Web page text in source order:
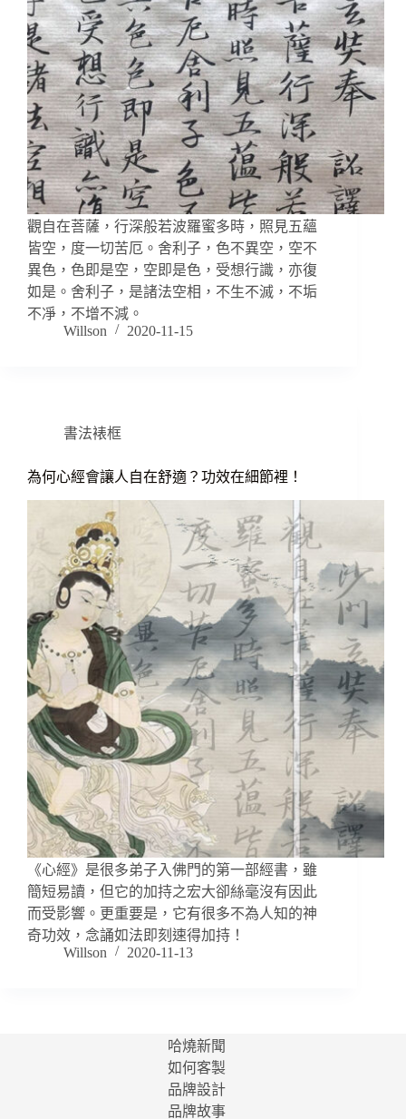
觀自在菩薩，行深般若波羅蜜多時，照見五蘊
皆空，度一切苦厄。舍利子，色不異空，空不
異色，色即是空，空即是色，受想行識，亦復
如是。舍利子，是諸法空相，不生不滅，不垢
不凈，不增不減。
Willson
2020-11-15
書法裱框
為何心經會讓人自在舒適？功效在細節裡！
《心經》是很多弟子入佛門的第一部經書，雖
簡短易讀，但它的加持之宏大卻絲毫沒有因此
而受影響。更重要是，它有很多不為人知的神
奇功效，念誦如法即刻速得加持！
Willson
2020-11-13
哈燒新聞
如何客製
品牌設計
品牌故事